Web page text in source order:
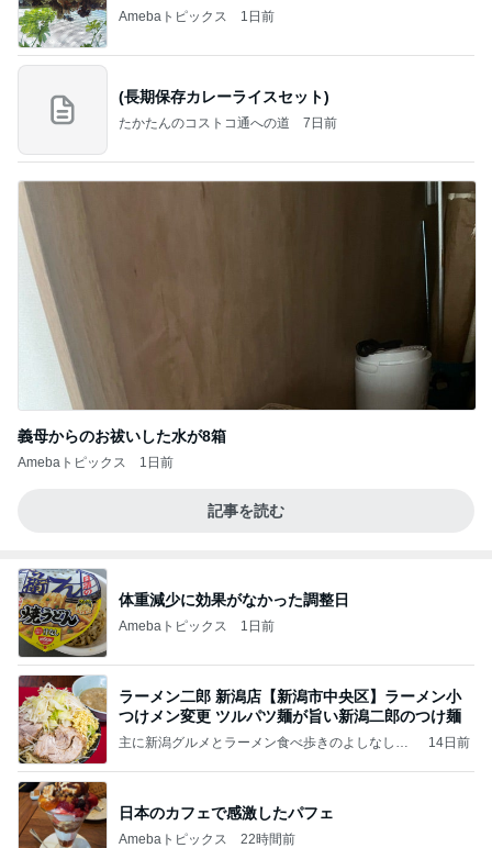
Amebaトピックス 1日前
(長期保存カレーライスセット)
たかたんのコストコ通への道 7日前
義母からのお祓いした水が8箱
Amebaトピックス 1日前
記事を読む
体重減少に効果がなかった調整日
Amebaトピックス 1日前
ラーメン二郎 新潟店【新潟市中央区】ラーメン小
つけメン変更 ツルパツ麺が旨い新潟二郎のつけ麺
主に新潟グルメとラーメン食べ歩きのよしなしご
14日前
日本のカフェで感激したパフェ
Amebaトピックス 22時間前